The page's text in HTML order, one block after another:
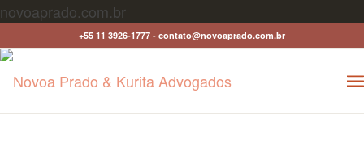
novoaprado.com.br
+55 11 3926-1777 - contato@novoaprado.com.br